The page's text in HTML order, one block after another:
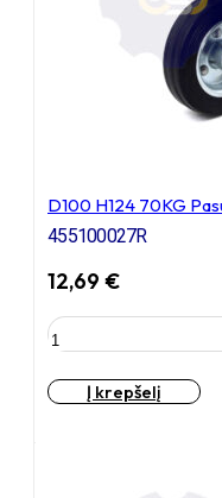
D100 H124 70KG
455100027R
12,69 €
produkto
kiekis:
D100
H124Į krepšelį